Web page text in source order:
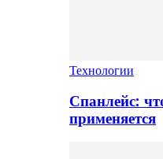
Технологии
Спанлейс:
применяется